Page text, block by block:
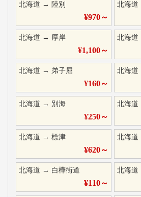
北海道 → 陸別
¥970～
北海道
北海道 → 厚岸
¥1,100～
北海道
北海道 → 弟子屈
¥160～
北海道
北海道 → 別海
¥250～
北海道
北海道 → 標津
¥620～
北海道
北海道 → 白樺街道
¥110～
北海道